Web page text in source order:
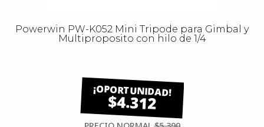
Powerwin PW-K052 Mini Tripode para Gimbal y
Multiproposito con hilo de 1/4
$4.312